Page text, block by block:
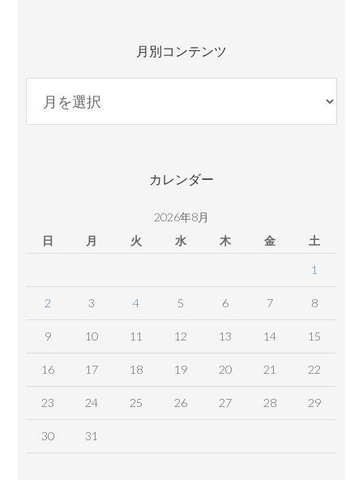
月別コンテンツ
コ
カレンダー
2026年8月
日
月 火 水 木 金 土
1
2 3 4 5 6 7 8
9 10 11 12 13 14 15
16 17 18 19 20 21 22
23 24 25 26 27 28 29
30 31